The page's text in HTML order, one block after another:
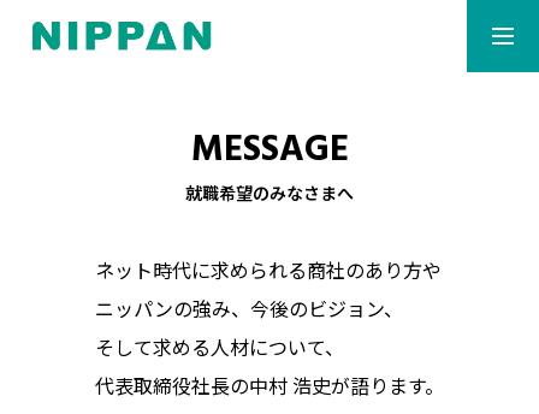
ワーク＆ライフ
MESSAGE
就職希望のみなさまへ
ネット時代に求められる商社のあり方や
ニッパンの強み、今後のビジョン、
そして求める人材について、
代表取締役社長の中村 浩史が語ります。